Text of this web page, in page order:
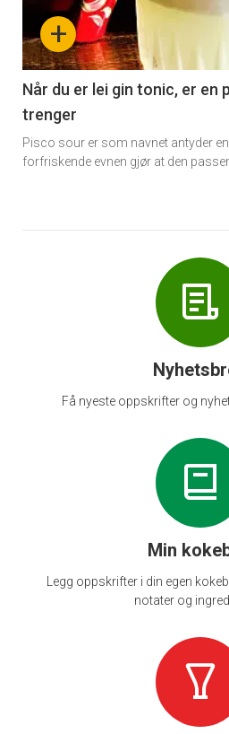
nå
-
6
+
Når du er lei gin tonic, er en
trenger
Pisco sour er som navnet antyder
forfriskende evnen gjør at den
Få nyeste oppskrifter og
Min
Legg oppskrifter i din egen
notater og